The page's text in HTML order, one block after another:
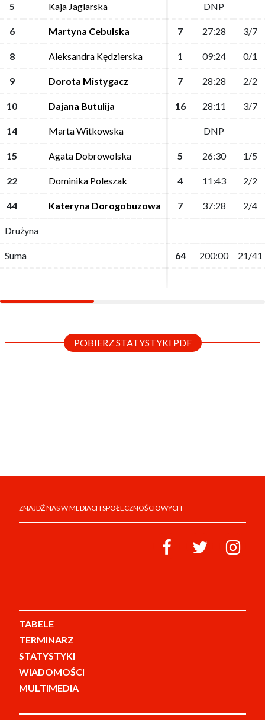
5 Kaja Jaglarska DNP
6 Martyna Cebulska 7 27:28 3/7
8 Aleksandra Kędzierska 1 09:24 0/1
9 Dorota Mistygacz 7 28:28 2/2
10 Dajana Butulija 16 28:11 3/7
14 Marta Witkowska DNP
15 Agata Dobrowolska 5 26:30 1/5
22 Dominika Poleszak 4 11:43 2/2
44 Kateryna Dorogobuzowa 7 37:28 2/4
Drużyna
Suma 64 200:00 21/41
5 Kaja Jaglarska DNP
6 Martyna Cebulska 7 27:28 3/7
8 Aleksandra Kędzierska 1 09:24 0/1
9 Dorota Mistygacz 7 28:28 2/2
10 Dajana Butulija 16 28:11 3/7
14 Marta Witkowska DNP
15 Agata Dobrowolska 5 26:30 1/5
22 Dominika Poleszak 4 11:43 2/2
44 Kateryna Dorogobuzowa 7 37:28 2/4
Drużyna
Suma 64 200:00 21/41
POBIERZ STATYSTYKI PDF
ZNAJDŹ NAS W MEDIACH SPOŁECZNOŚCIOWYCH
TABELE
TERMINARZ
STATYSTYKI
WIADOMOŚCI
MULTIMEDIA